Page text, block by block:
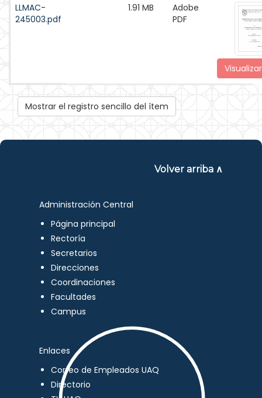
LLMAC-
245003.pdf
1.91 MB
Adobe
PDF
Mostrar el registro sencillo del ítem
Volver arriba ∧
Administración Central
Página principal
Rectoría
Secretarios
Direcciones
Coordinaciones
Facultades
Campus
Enlaces
Correo de Empleados UAQ
Directorio